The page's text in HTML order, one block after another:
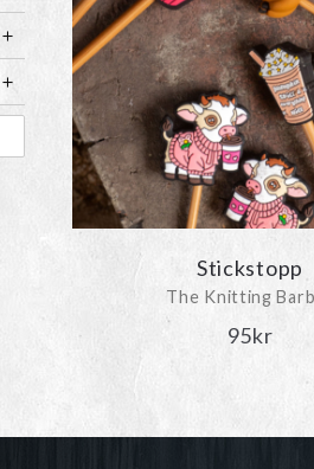
Stickstopp
The Knitting
95kr
kan
väljas
på